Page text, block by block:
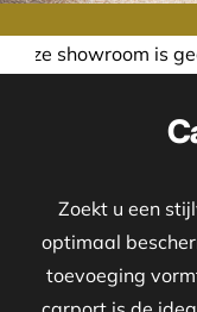
is geopend op
Zoekt u een
optimaal
toevoeging